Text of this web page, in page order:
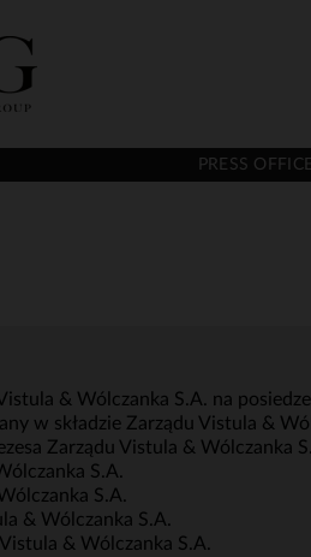
PRESS OFFICE
& Wólczanka S.A. na
w składzie Zarządu Vistula &
Zarządu Vistula & Wólczanka
S.A.
S.A.
& Wólczanka S.A.
& Wólczanka S.A.